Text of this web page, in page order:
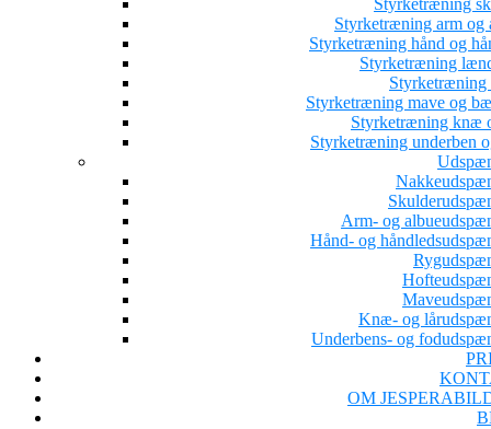
Styrketræning
Styrketræning arm og
Styrketræning hånd og
Styrketræning
Styrketræning
Styrketræning mave og
Styrketræning knæ
Styrketræning underben
Arm- og
Hånd- og
Knæ- og
Underbens- og
OM